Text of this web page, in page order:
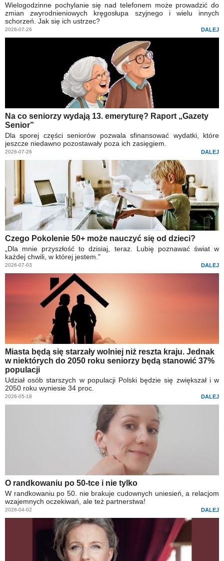
Wielogodzinne pochylanie się nad telefonem może prowadzić do
zmian zwyrodnieniowych kręgosłupa szyjnego i wielu innych
schorzeń. Jak się ich ustrzec?
2026-07-26 DALEJ
Na co seniorzy wydają 13. emeryturę? Raport „Gazety
Senior”
Dla sporej części seniorów pozwala sfinansować wydatki, które
jeszcze niedawno pozostawały poza ich zasięgiem.
2026-07-26 DALEJ
Czego Pokolenie 50+ może nauczyć się od dzieci?
„Dla mnie przyszłość to dzisiaj, teraz. Lubię poznawać świat w
każdej chwili, w której jestem."
2026-07-03 DALEJ
Miasta będą się starzały wolniej niż reszta kraju. Jednak
w niektórych do 2050 roku seniorzy będą stanowić 37%
populacji
Udział osób starszych w populacji Polski będzie się zwiększał i w
2050 roku wyniesie 34 proc.
2026-05-18 DALEJ
O randkowaniu po 50-tce i nie tylko
W randkowaniu po 50. nie brakuje cudownych uniesień, a relacjom
wzajemnych oczekiwań, ale też partnerstwa!
2026-04-02 DALEJ